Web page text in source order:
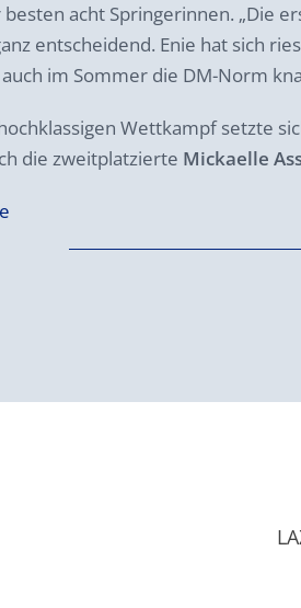
besten acht Springerinnen. „Die
entscheidend. Enie hat sich
im Sommer die DM-Norm
Wettkampf setzte
die zweitplatzierte Mickaelle